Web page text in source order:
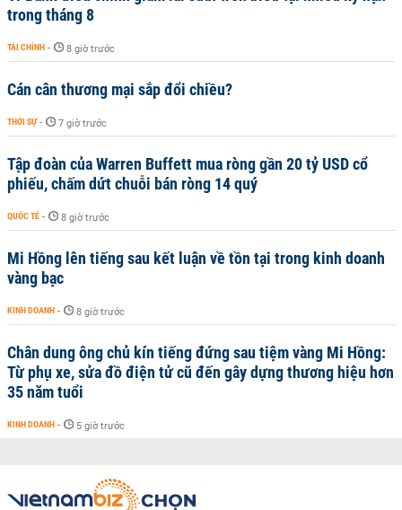
trong tháng 8
TÀI CHÍNH - 8 giờ trước
Cán cân thương mại sắp đổi chiều?
THỜI SỰ - 7 giờ trước
Tập đoàn của Warren Buffett mua ròng gần 20 tỷ USD cổ
phiếu, chấm dứt chuỗi bán ròng 14 quý
QUỐC TẾ - 8 giờ trước
Mi Hồng lên tiếng sau kết luận về tồn tại trong kinh doanh
vàng bạc
KINH DOANH - 8 giờ trước
Chân dung ông chủ kín tiếng đứng sau tiệm vàng Mi Hồng:
Từ phụ xe, sửa đồ điện tử cũ đến gây dựng thương hiệu hơn
35 năm tuổi
KINH DOANH - 5 giờ trước